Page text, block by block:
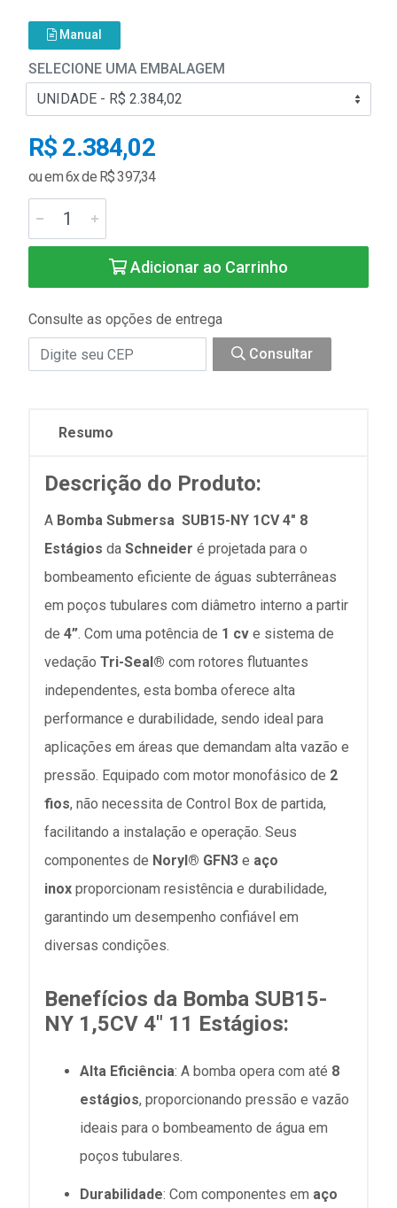
Manual
SELECIONE UMA EMBALAGEM
R$ 2.384,02
ou em 6x de R$ 397,34
Adicionar ao Carrinho
Consulte as opções de entrega
Consultar
Resumo
Descrição do Produto:
A Bomba Submersa SUB15-NY 1CV 4" 8
Estágios da Schneider é projetada para o
bombeamento eficiente de águas subterrâneas
em poços tubulares com diâmetro interno a partir
de 4”. Com uma potência de 1 cv e sistema de
vedação Tri-Seal® com rotores flutuantes
independentes, esta bomba oferece alta
performance e durabilidade, sendo ideal para
aplicações em áreas que demandam alta vazão e
pressão. Equipado com motor monofásico de 2
fios, não necessita de Control Box de partida,
facilitando a instalação e operação. Seus
componentes de Noryl® GFN3 e aço
inox proporcionam resistência e durabilidade,
garantindo um desempenho confiável em
diversas condições.
Benefícios da Bomba SUB15-
NY 1,5CV 4" 11 Estágios:
Alta Eficiência: A bomba opera com até 8
estágios, proporcionando pressão e vazão
ideais para o bombeamento de água em
poços tubulares.
Durabilidade: Com componentes em aço